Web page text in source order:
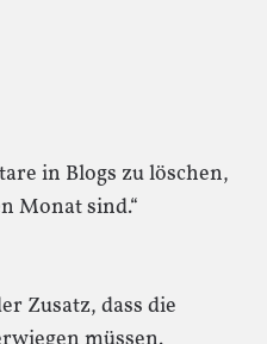
in Blogs zu löschen,
Monat sind.“
Zusatz, dass die